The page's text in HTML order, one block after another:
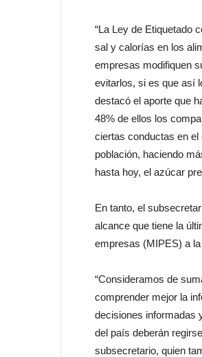
“La Ley de Etiquetado
sal y calorías en los
empresas modifiquen
evitarlos, si es que así
destacó el aporte que
48% de ellos los
ciertas conductas en el
población, haciendo
hasta hoy, el azúcar
En tanto, el
alcance que tiene la
empresas (MIPES) a
“Consideramos de
comprender mejor la
decisiones informadas
del país deberán
subsecretario, quien